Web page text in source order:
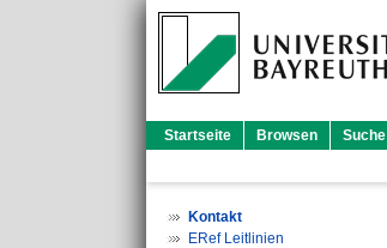
Startseite Browsen Suche
Kontakt
ERef Leitlinien